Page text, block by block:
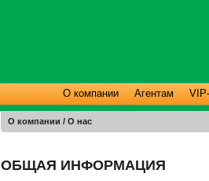
О компании Агентам
О компании / О нас
ОБЩАЯ ИНФОРМАЦИЯ